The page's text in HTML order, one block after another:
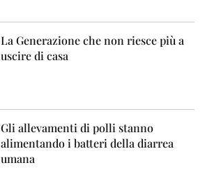
La Generazione che non riesce più a
uscire di casa
Gli allevamenti di polli stanno
alimentando i batteri della diarrea
umana